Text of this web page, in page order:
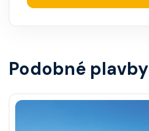
Podobné plavby